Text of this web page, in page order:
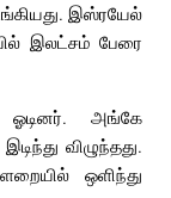
இஸ்ரயேல்
இலட்சம் பேரை
ஓடினர். அங்கே
விழுந்தது.
ஒளிந்து